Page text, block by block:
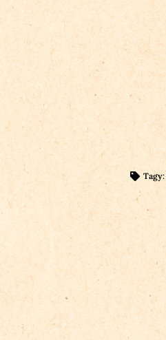
Tagy: